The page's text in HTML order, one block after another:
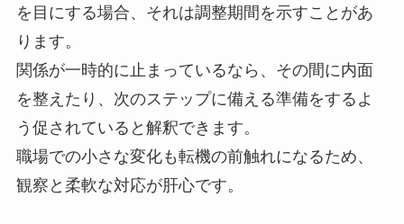
を目にする場合、それは調整期間を示すことがあ
ります。
関係が一時的に止まっているなら、その間に内面
を整えたり、次のステップに備える準備をするよ
う促されていると解釈できます。
職場での小さな変化も転機の前触れになるため、
観察と柔軟な対応が肝心です。